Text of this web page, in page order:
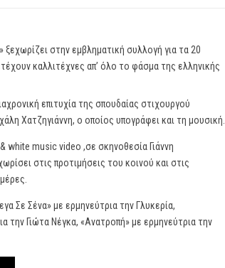
» ξεχωρίζει στην εμβληματική συλλογή για τα 20
καλλιτέχνες απ’ όλο το φάσμα της ελληνικής
επιτυχία της σπουδαίας στιχουργού
Χατζηγιάννη, ο οποίος υπογράφει και τη μουσική.
white music video ,σε σκηνοθεσία Γιάννη
στις προτιμήσεις του κοινού και στις
Σε Σένα» με ερμηνεύτρια την Γλυκερία,
την Γιώτα Νέγκα, «Ανατροπή» με ερμηνεύτρια την